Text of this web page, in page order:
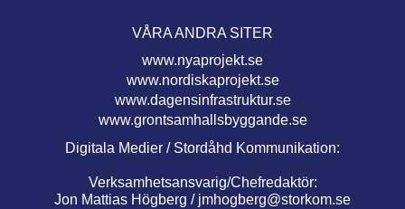
VÅRA ANDRA SITER
www.nyaprojekt.se
www.nordiskaprojekt.se
www.dagensinfrastruktur.se
www.grontsamhallsbyggande.se
Digitala Medier / Stordåhd Kommunikation:
Verksamhetsansvarig/Chefredaktör:
Jon Mattias Högberg / jmhogberg@storkom.se